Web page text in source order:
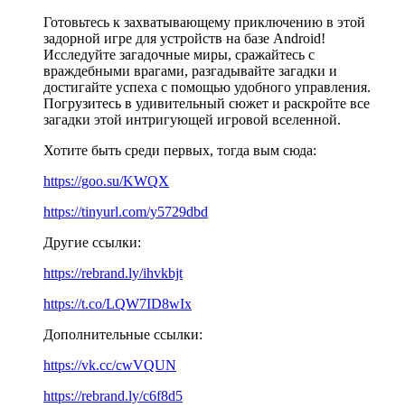
Готовьтесь к захватывающему приключению в этой
задорной игре для устройств на базе Android!
Исследуйте загадочные миры, сражайтесь с
враждебными врагами, разгадывайте загадки и
достигайте успеха с помощью удобного управления.
Погрузитесь в удивительный сюжет и раскройте все
загадки этой интригующей игровой вселенной.
Хотите быть среди первых, тогда вым сюда:
https://goo.su/KWQX
https://tinyurl.com/y5729dbd
Другие ссылки:
https://rebrand.ly/ihvkbjt
https://t.co/LQW7ID8wIx
Дополнительные ссылки:
https://vk.cc/cwVQUN
https://rebrand.ly/c6f8d5